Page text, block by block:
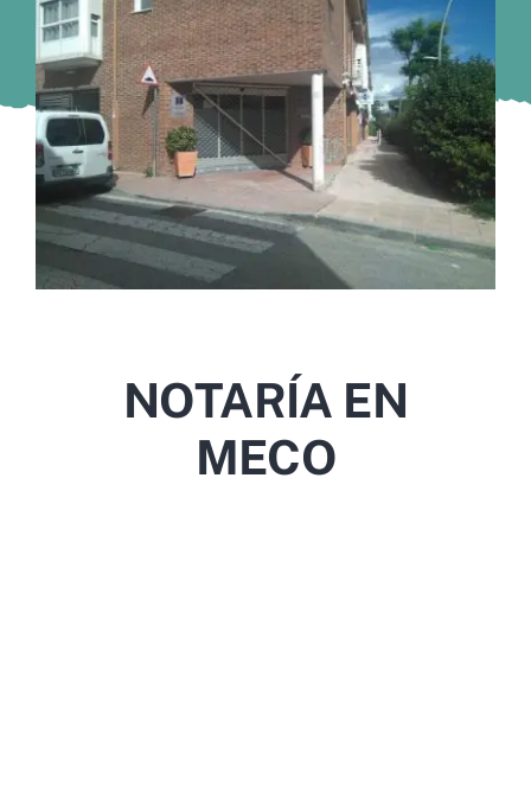
Murcia
Gijón
Vigo
Córdoba
Todas las CCAA
NOTARÍA EN
MECO